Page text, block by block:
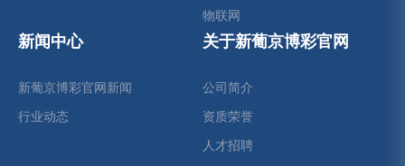
物联网
新闻中心
新葡京博彩官网新闻
行业动态
关于新葡京博彩官网
公司简介
资质荣誉
人才招聘